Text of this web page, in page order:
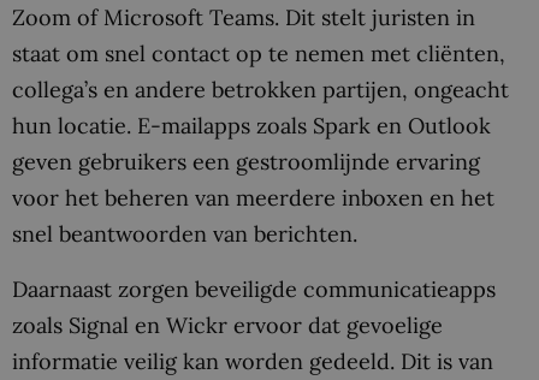
Zoom of Microsoft Teams. Dit stelt juristen in
staat om snel contact op te nemen met cliënten,
collega’s en andere betrokken partijen, ongeacht
hun locatie. E-mailapps zoals Spark en Outlook
geven gebruikers een gestroomlijnde ervaring
voor het beheren van meerdere inboxen en het
snel beantwoorden van berichten.
Daarnaast zorgen beveiligde communicatieapps
zoals Signal en Wickr ervoor dat gevoelige
informatie veilig kan worden gedeeld. Dit is van